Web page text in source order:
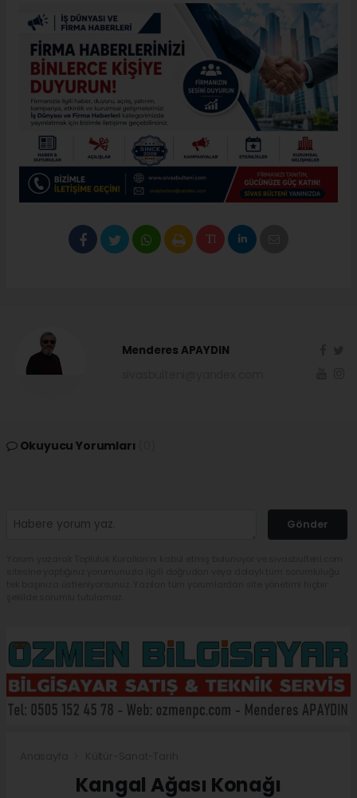
Menderes APAYDIN
Okuyucu Yorumları
Gönder
Kangal Ağası Konağı